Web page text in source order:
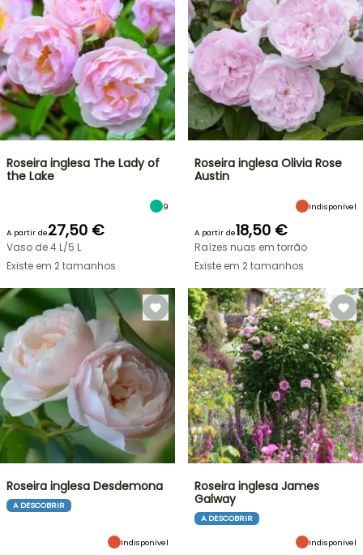
Roseira inglesa The Lady of
the Lake
9
A partir de27,50 €
Vaso de 4 L/5 L
Existe em 2 tamanhos
Roseira inglesa Olivia Rose
Austin
Indisponível
A partir de18,50 €
Raízes nuas em torrão
Existe em 2 tamanhos
Roseira inglesa Desdemona
A DESCOBRIR
Indisponível
Roseira inglesa James
Galway
A DESCOBRIR
Indisponível